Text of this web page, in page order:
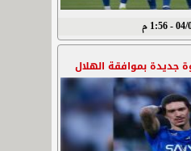
م
جديدة بموافقة الهلال